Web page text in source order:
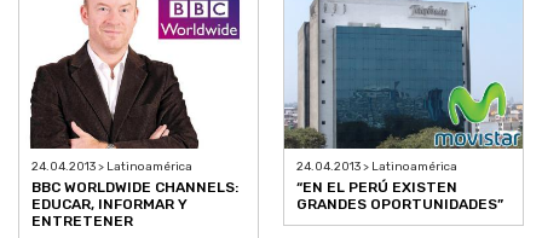
24.04.2013 > Latinoamérica
BBC WORLDWIDE CHANNELS:
EDUCAR, INFORMAR Y
ENTRETENER
24.04.2013 > Latinoamérica
“EN EL PERÚ EXISTEN
GRANDES OPORTUNIDADES”